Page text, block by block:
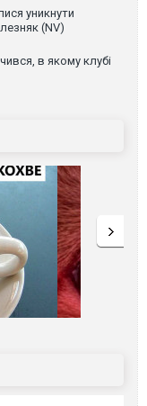
уникнути
(NV)
в якому клубі